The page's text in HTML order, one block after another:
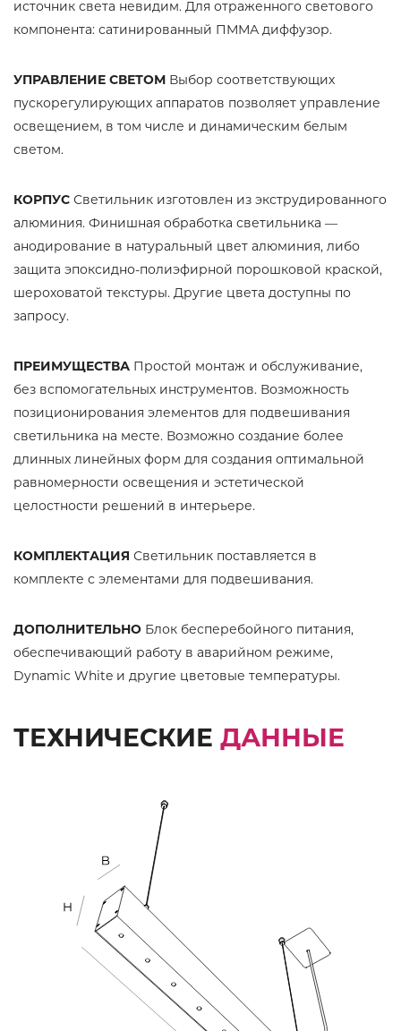
источник света невидим. Для отраженного светового
компонента: сатинированный ПММА диффузор.
УПРАВЛЕНИЕ СВЕТОМ Выбор соответствующих
пускорегулирующих аппаратов позволяет управление
освещением, в том числе и динамическим белым
светом.
КОРПУС Светильник изготовлен из экструдированного
алюминия. Финишная обработка светильника —
анодирование в натуральный цвет алюминия, либо
защита эпоксидно-полиэфирной порошковой краской,
шероховатой текстуры. Другие цвета доступны по
запросу.
ПРЕИМУЩЕСТВА Простой монтаж и обслуживание,
без вспомогательных инструментов. Возможность
позиционирования элементов для подвешивания
светильника на месте. Возможно создание более
длинных линейных форм для создания оптимальной
равномерности освещения и эстетической
целостности решений в интерьере.
КОМПЛЕКТАЦИЯ Светильник поставляется в
комплекте с элементами для подвешивания.
ДОПОЛНИТЕЛЬНО Блок бесперебойного питания,
обеспечивающий работу в аварийном режиме,
Dynamic White и другие цветовые температуры.
ТЕХНИЧЕСКИЕ ДАННЫЕ